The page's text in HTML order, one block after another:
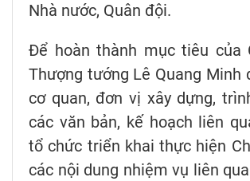
Nhà nước, Quân đội.
Để hoàn thành mục tiêu của
Thượng tướng Lê Quang Minh
cơ quan, đơn vị xây dựng,
các văn bản, kế hoạch liên
tổ chức triển khai thực hiện
các nội dung nhiệm vụ liên